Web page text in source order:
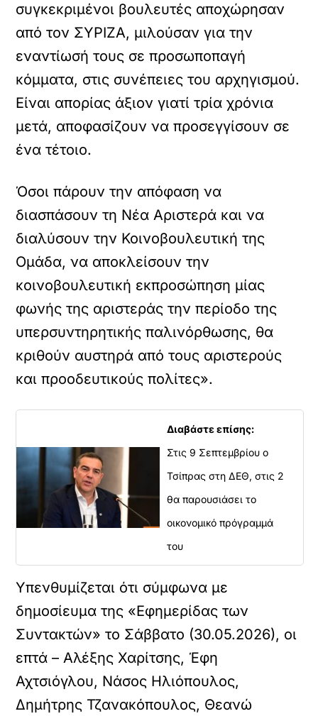
συγκεκριμένοι βουλευτές αποχώρησαν
από τον ΣΥΡΙΖΑ, μιλούσαν για την
εναντίωσή τους σε προσωποπαγή
κόμματα, στις συνέπειες του αρχηγισμού.
Είναι απορίας άξιον γιατί τρία χρόνια
μετά, αποφασίζουν να προσεγγίσουν σε
ένα τέτοιο.
Όσοι πάρουν την απόφαση να
διασπάσουν τη Νέα Αριστερά και να
διαλύσουν την Κοινοβουλευτική της
Ομάδα, να αποκλείσουν την
κοινοβουλευτική εκπροσώπηση μίας
φωνής της αριστεράς την περίοδο της
υπερσυντηρητικής παλινόρθωσης, θα
κριθούν αυστηρά από τους αριστερούς
και προοδευτικούς πολίτες».
Διαβάστε επίσης:
Στις 9 Σεπτεμβρίου ο
Τσίπρας στη ΔΕΘ, στις 2
θα παρουσιάσει το
οικονομικό πρόγραμμά
του
Υπενθυμίζεται ότι σύμφωνα με
δημοσίευμα της «Εφημερίδας των
Συντακτών» το Σάββατο (30.05.2026), οι
επτά – Αλέξης Χαρίτσης, Έφη
Αχτσιόγλου, Νάσος Ηλιόπουλος,
Δημήτρης Τζανακόπουλος, Θεανώ